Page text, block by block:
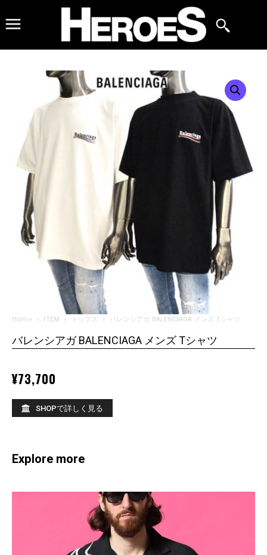
Home ITEM トップス バレンシアガ BALENCIAGA メンズ Tシャツ
バレンシアガ BALENCIAGA メンズ Tシャツ
¥73,700
SHOPで詳しく見る
Explore more